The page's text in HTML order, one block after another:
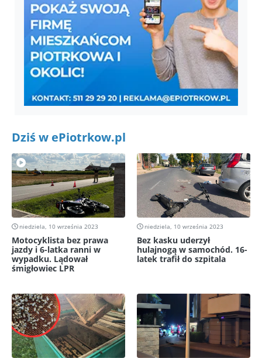
Dziś w ePiotrkow.pl
niedziela, 10 września 2023
Motocyklista bez prawa
jazdy i 6-latka ranni w
wypadku. Lądował
śmigłowiec LPR
niedziela, 10 września 2023
Bez kasku uderzył
hulajnogą w samochód. 16-
latek trafił do szpitala